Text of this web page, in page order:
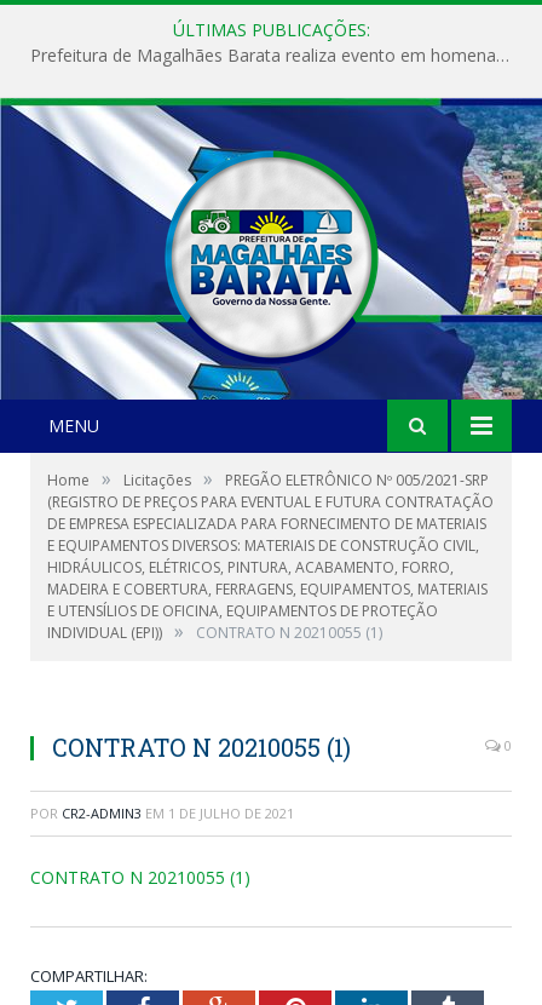
ÚLTIMAS PUBLICAÇÕES:
Prefeitura de Magalhães Barata realiza evento em homenagem ao Dia Internacional da Mulher
MENU
Home » Licitações »
PREGÃO ELETRÔNICO Nº 005/2021-SRP
(REGISTRO DE PREÇOS PARA EVENTUAL E FUTURA CONTRATAÇÃO
DE EMPRESA ESPECIALIZADA PARA FORNECIMENTO DE MATERIAIS
E EQUIPAMENTOS DIVERSOS: MATERIAIS DE CONSTRUÇÃO CIVIL,
HIDRÁULICOS, ELÉTRICOS, PINTURA, ACABAMENTO, FORRO,
MADEIRA E COBERTURA, FERRAGENS, EQUIPAMENTOS, MATERIAIS
E UTENSÍLIOS DE OFICINA, EQUIPAMENTOS DE PROTEÇÃO
INDIVIDUAL (EPI)) » CONTRATO N 20210055 (1)
CONTRATO N 20210055 (1) 0
POR CR2-ADMIN3 EM 1 DE JULHO DE 2021
CONTRATO N 20210055 (1)
COMPARTILHAR: